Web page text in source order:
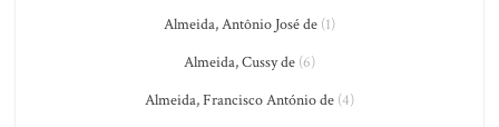
Almeida, Antônio José de (1)
Almeida, Cussy de (6)
Almeida, Francisco António de (4)